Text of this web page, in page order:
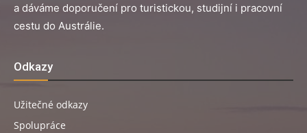
a dáváme doporučení pro turistickou, studijní i pracovní
cestu do Austrálie.
Odkazy
Užitečné odkazy
Spolupráce